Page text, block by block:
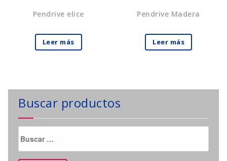
Pendrive elice
Leer más
Pendrive Madera
Leer más
Buscar productos